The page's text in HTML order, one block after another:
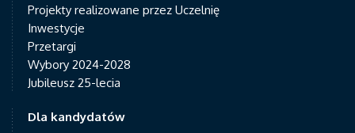
Projekty realizowane przez Uczelnię
Inwestycje
Przetargi
Wybory 2024-2028
Jubileusz 25-lecia
Dla kandydatów